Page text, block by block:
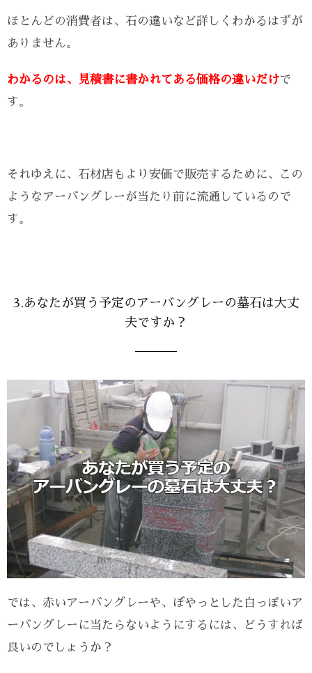
ほとんどの消費者は、石の違いなど詳しくわかるはずが
ありません。
わかるのは、見積書に書かれてある価格の違いだけで
す。
それゆえに、石材店もより安価で販売するために、この
ようなアーバングレーが当たり前に流通しているので
す。
3.あなたが買う予定のアーバングレーの墓石は大丈
夫ですか？
では、赤いアーバングレーや、ぼやっとした白っぽいア
ーバングレーに当たらないようにするには、どうすれば
良いのでしょうか？